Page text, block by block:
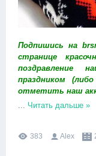
Подпишись на
странице
поздравление
праздником
отметить наш
Читать дальше »
383 Alex